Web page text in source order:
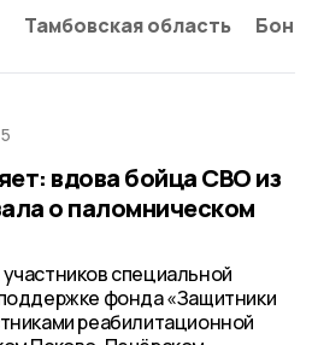
Тамбовская область
вдова бойца СВО из
о паломническом
специальной
фонда «Защитники
реабилитационной